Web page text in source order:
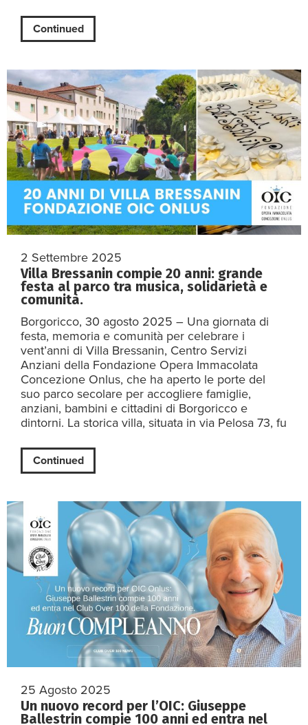
Continued
2 Settembre 2025
Villa Bressanin compie 20 anni: grande
festa al parco tra musica, solidarietà e
comunità.
Borgoricco, 30 agosto 2025 – Una giornata di
festa, memoria e comunità per celebrare i
vent’anni di Villa Bressanin, Centro Servizi
Anziani della Fondazione Opera Immacolata
Concezione Onlus, che ha aperto le porte del
suo parco secolare per accogliere famiglie,
anziani, bambini e cittadini di Borgoricco e
dintorni. La storica villa, situata in via Pelosa 73, fu
Continued
25 Agosto 2025
Un nuovo record per l’OIC: Giuseppe
Ballestrin compie 100 anni ed entra nel